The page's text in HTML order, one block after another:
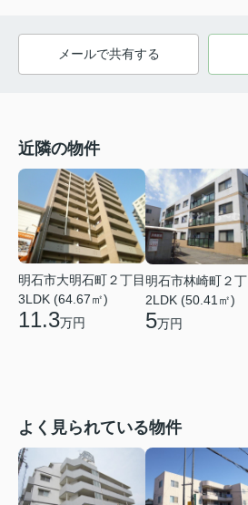
メールで共有する
近隣の物件
明石市大明石町２丁目
3LDK (64.67㎡)
11.3万円
明石市林崎町２丁
2LDK (50.41㎡)
5万円
よく見られている物件